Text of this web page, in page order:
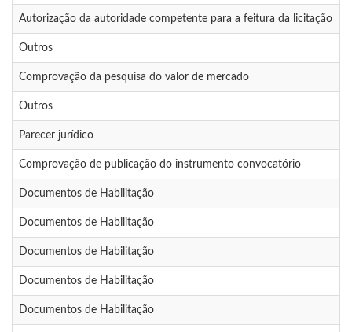
Autorização da autoridade competente para a feitura da licitação
Outros
Comprovação da pesquisa do valor de mercado
Outros
Parecer jurídico
Comprovação de publicação do instrumento convocatório
Documentos de Habilitação
Documentos de Habilitação
Documentos de Habilitação
Documentos de Habilitação
Documentos de Habilitação